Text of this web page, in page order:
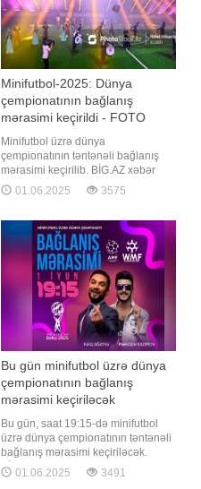
Minifutbol-2025: Dünya
çempionatının bağlanış
mərasimi keçirildi - FOTO
Minifutbol üzrə dünya
çempionatının təntənəli bağlanış
mərasimi keçirilib. BİG.AZ xəbər
verir ki, finaldan öncə nəzərdə
tutulan konsert proqramında Xalq
Mərdan Kazımov çıxış ediblər. Qeyd
edək ki, bağlanış mərasimindən
dərhal sonra turnirin final
qarşılaşmasında Azərbayca
01.06.2025 3575
Bu gün minifutbol üzrə dünya
çempionatının bağlanış
mərasimi keçiriləcək
Bu gün, saat 19:15-də minifutbol
üzrə dünya çempionatının təntənəli
bağlanış mərasimi keçiriləcək.
BİG.AZ xəbər verir ki, tədbir Milli
Gimnastika Arenasında baş tutacaq.
01.06.2025 3491